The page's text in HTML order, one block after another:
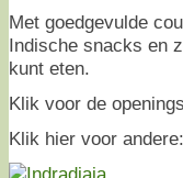
Met goedgevulde
Indische snacks en
kunt eten.
Klik voor de
Klik hier voor andere: